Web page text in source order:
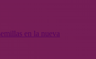
en la nueva